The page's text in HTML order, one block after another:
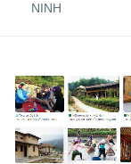
NINH